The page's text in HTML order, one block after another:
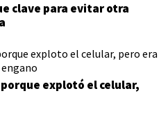
clave para evitar otra
explotó el celular,